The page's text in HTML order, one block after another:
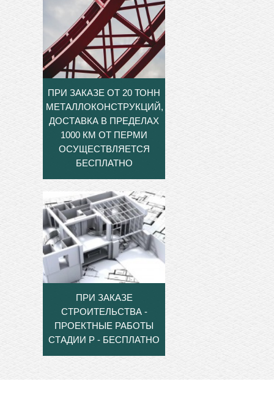
ПРИ ЗАКАЗЕ ОТ 20 ТОНН
МЕТАЛЛОКОНСТРУКЦИЙ,
ДОСТАВКА В ПРЕДЕЛАХ
1000 КМ ОТ ПЕРМИ
ОСУЩЕСТВЛЯЕТСЯ
БЕСПЛАТНО
ПРИ ЗАКАЗЕ
СТРОИТЕЛЬСТВА -
ПРОЕКТНЫЕ РАБОТЫ
СТАДИИ Р - БЕСПЛАТНО